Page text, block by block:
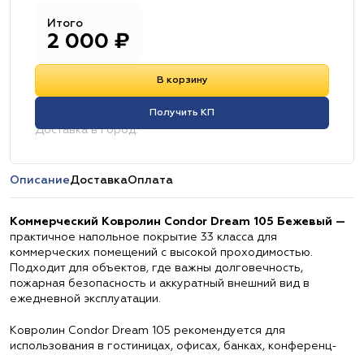
Итого
2 000 ₽
В корзину
Получить КП
Доставка в город:
ОписаниеДоставкаОплата
Коммерческий Ковролин Condor Dream 105 Бежевый —
практичное напольное покрытие 33 класса для
коммерческих помещений с высокой проходимостью.
Подходит для объектов, где важны долговечность,
пожарная безопасность и аккуратный внешний вид в
ежедневной эксплуатации.
Ковролин Condor Dream 105 рекомендуется для
использования в гостиницах, офисах, банках, конференц-